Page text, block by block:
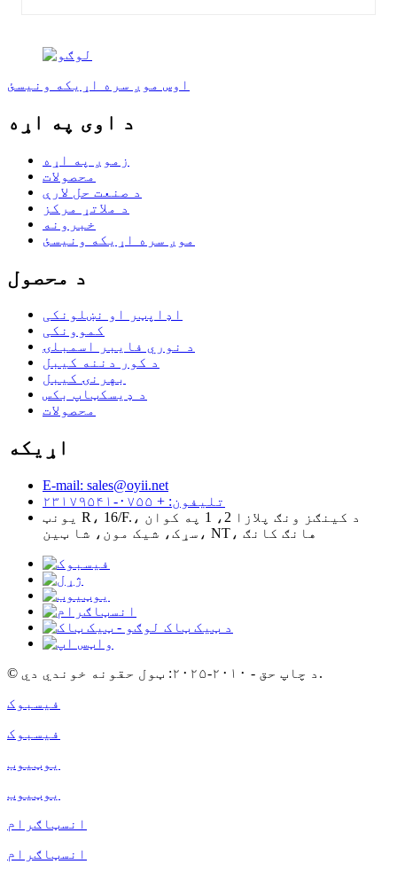
اوس موږ سره اړیکه ونیسئ
د اوی په اړه
زموږ په اړه
محصولات
د صنعت حل لارې
د ملاتړ مرکز
خبرونه
موږ سره اړیکه ونیسئ
د محصول
اډاپټر او نښلونکی
کموونکی
د نوري فایبر اسمبلۍ
د کور دننه کیبل
بهرنۍ کیبل
د ډیسکټاپ بکس
محصولات
اړیکه
E-mail: sales@oyii.net
تلیفون: + ۰۷۵۵-۲۳۱۷۹۵۴۱
یونټ R، 16/F.، د کینګز ونګ پلازا 2، 1 په کوان
سړک، شیک مون، شا ټین، NT، هانګ کانګ
© د چاپ حق - ۲۰۱۰-۲۰۲۵: ټول حقونه خوندي دي.
فیسبوک
فیسبوک
یوټیوب
یوټیوب
انسټاګرام
انسټاګرام